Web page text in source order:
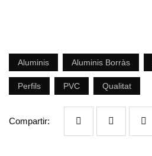
Aluminis Aluminis Borràs
Perfils PVC Qualitat
Compartir: